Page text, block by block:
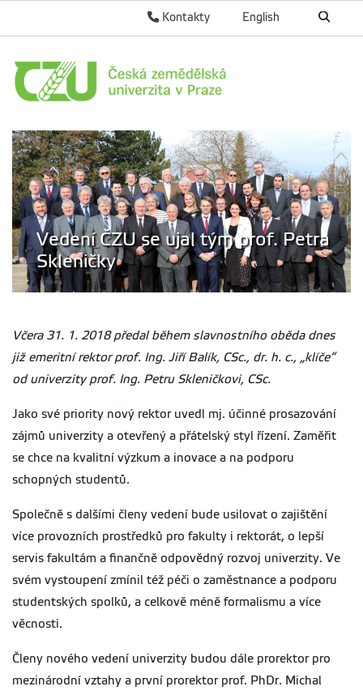
English
Kontakty
Vedení ČZU se ujal tým prof. Petra
Skleničky
Včera 31. 1. 2018 předal během slavnostního oběda dnes
již emeritní rektor prof. Ing. Jiří Balík, CSc., dr. h. c., „klíče“
od univerzity prof. Ing. Petru Skleničkovi, CSc.
Jako své priority nový rektor uvedl mj. účinné prosazování
zájmů univerzity a otevřený a přátelský styl řízení. Zaměřit
se chce na kvalitní výzkum a inovace a na podporu
schopných studentů.
Společně s dalšími členy vedení bude usilovat o zajištění
více provozních prostředků pro fakulty i rektorát, o lepší
servis fakultám a finančně odpovědný rozvoj univerzity. Ve
svém vystoupení zmínil též péči o zaměstnance a podporu
studentských spolků, a celkově méně formalismu a více
věcnosti.
Členy nového vedení univerzity budou dále prorektor pro
mezinárodní vztahy a první prorektor prof. PhDr. Michal